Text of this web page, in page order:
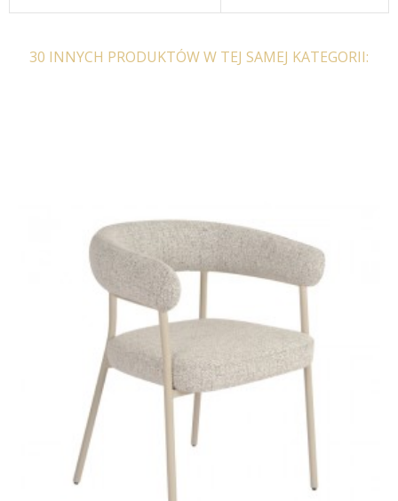
KRZESŁO CASTLE
520,60 zł
STÓŁ BAROWY CASTLE
120X70 CM DZIKI DĄB
1 059,23 zł 1 190,15 zł
30 INNYCH PRODUKTÓW W TEJ SAMEJ KATEGORII: